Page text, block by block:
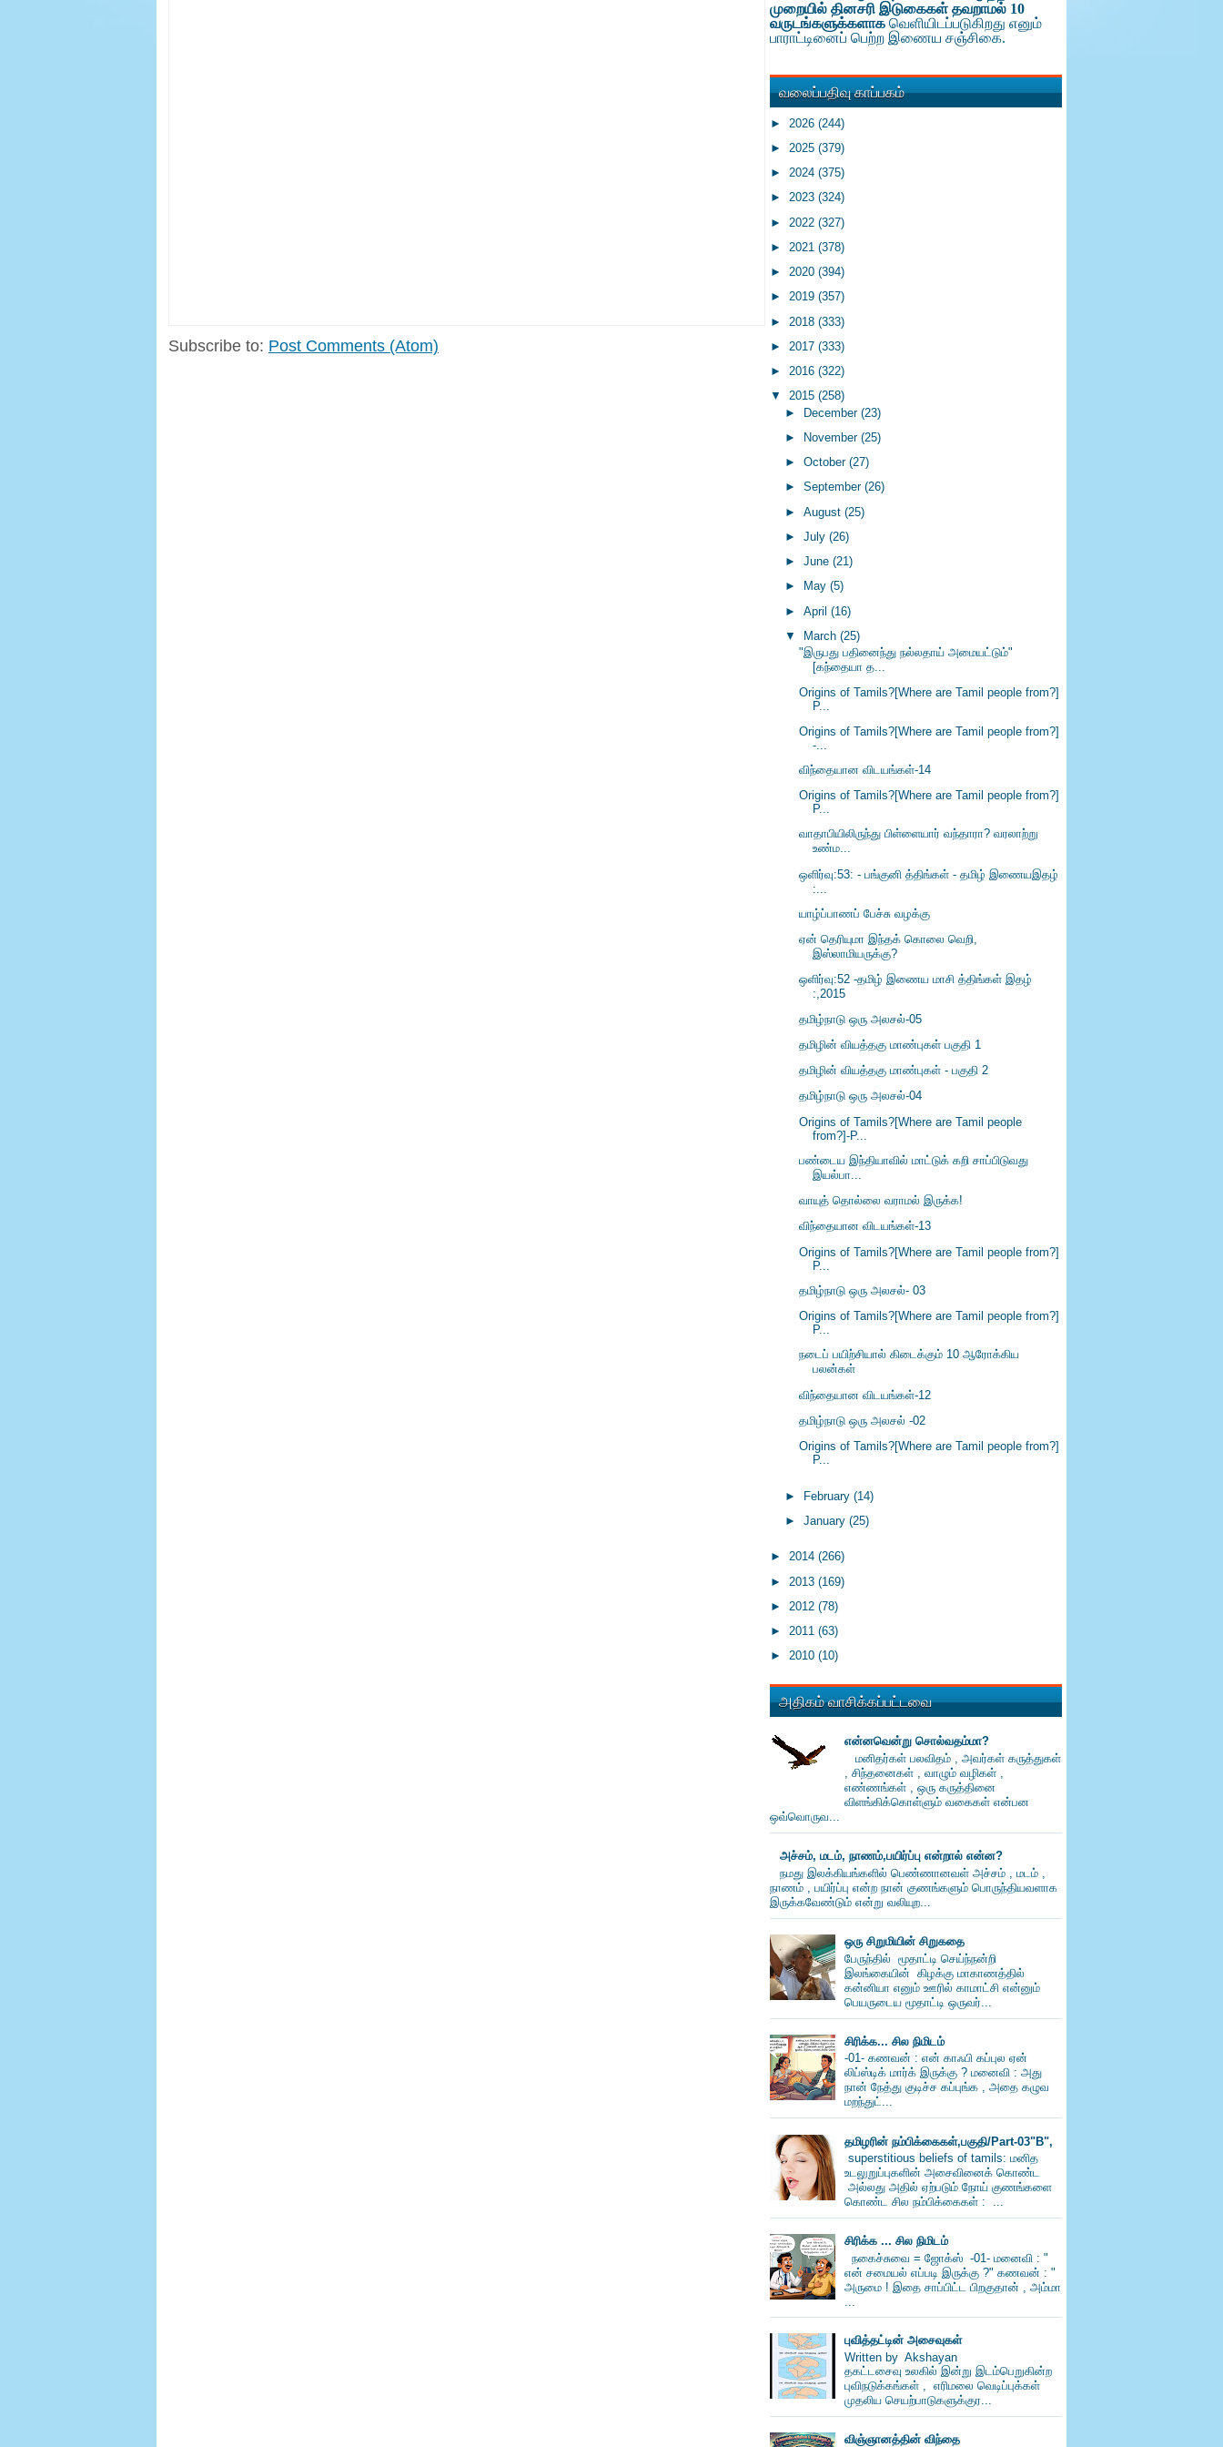
Subscribe to: Post Comments (Atom)
முறையில் தினசரி இடுகைகள் தவறாமல் 10
வருடங்களுக்களாக வெளியிடப்படுகிறது எனும்
பாராட்டினைப் பெற்ற இணைய சஞ்சிகை.
வலைப்பதிவு காப்பகம்
► 2026 (244)
► 2025 (379)
► 2024 (375)
► 2023 (324)
► 2022 (327)
► 2021 (378)
► 2020 (394)
► 2019 (357)
► 2018 (333)
► 2017 (333)
► 2016 (322)
▼ 2015 (258)
► December (23)
►
November (25)
► October (27)
► September (26)
► August (25)
► July (26)
► June (21)
►
May (5)
► April (16)
▼
March (25)
"இருபது பதினைந்து நல்லதாய் அமையட்டும்"‏
[கந்தையா த...
Origins of Tamils?[Where are Tamil people from?]
P...
Origins of Tamils?[Where are Tamil people from?]
-...
விந்தையான விடயங்கள்-14
Origins of Tamils?[Where are Tamil people from?]
P...
வாதாபியிலிருந்து பிள்ளையார் வந்தாரா? வரலாற்று
உண்ம...
ஒளிர்வு:53: - பங்குனி த்திங்கள் - தமிழ் இணையஇதழ்
:...
யாழ்ப்பாணப் பேச்சு வழக்கு
ஏன் தெரியுமா இந்தக் கொலை வெறி,
இஸ்லாமியருக்கு?
ஒளிர்வு:52 -தமிழ் இணைய மாசி த்திங்கள் இதழ்
:,2015
தமிழ்நாடு ஒரு அலசல்-05
தமிழின் வியத்தகு மாண்புகள் பகுதி 1
தமிழின் வியத்தகு மாண்புகள் - பகுதி 2
தமிழ்நாடு ஒரு அலசல்-04
Origins of Tamils?[Where are Tamil people
from?]-P...
பண்டைய இந்தியாவில் மாட்டுக் கறி சாப்பிடுவது
இயல்பா...
வாயுத் தொல்லை வராமல் இருக்க!
விந்தையான விடயங்கள்-13
Origins of Tamils?[Where are Tamil people from?]
P...
தமிழ்நாடு ஒரு அலசல்- 03
Origins of Tamils?[Where are Tamil people from?]
P...
நடைப் பயிற்சியால் கிடைக்கும் 10 ஆரோக்கிய
பலன்கள்
விந்தையான விடயங்கள்-12
தமிழ்நாடு ஒரு அலசல் -02
Origins of Tamils?[Where are Tamil people from?]
P...
► February (14)
► January (25)
► 2014 (266)
► 2013 (169)
► 2012 (78)
► 2011 (63)
► 2010 (10)
அதிகம் வாசிக்கப்பட்டவை
என்னவென்று சொல்வதம்மா?
மனிதர்கள் பலவிதம் , அவர்கள் கருத்துகள்
, சிந்தனைகள் , வாழும் வழிகள் ,
எண்ணங்கள் , ஒரு கருத்தினை
விளங்கிக்கொள்ளும் வகைகள் என்பன
ஒவ்வொருவ...
அச்சம், மடம், நாணம்,பயிர்ப்பு என்றால் என்ன?
நமது இலக்கியங்களில் பெண்ணானவள் அச்சம் , மடம் ,
நாணம் , பயிர்ப்பு என்ற நான் குணங்களும் பொருந்தியவளாக
இருக்கவேண்டும் என்று வலியுற...
ஒரு சிறுமியின் சிறுகதை
பேருந்தில் மூதாட்டி செய்ந்நன்றி
இலங்கையின் கிழக்கு மாகாணத்தில்
கன்னியா எனும் ஊரில் காமாட்சி என்னும்
பெயருடைய மூதாட்டி ஒருவர்...
சிரிக்க... சில நிமிடம்
-01- கணவன் : என் காஃபி கப்புல ஏன்
லிப்ஸ்டிக் மார்க் இருக்கு ? மனைவி : அது
நான் நேத்து குடிச்ச கப்புங்க , அதை கழுவ
மறந்துட்...
தமிழரின் நம்பிக்கைகள்,பகுதி/Part-03"B",
superstitious beliefs of tamils: மனித
உடலுறுப்புகளின் அசைவினைக் கொண்ட
அல்லது அதில் ஏற்படும் நோய் குணங்களை
கொண்ட சில நம்பிக்கைகள் : ...
சிரிக்க ... சில நிமிடம்
நகைச்சுவை = ஜோக்ஸ் -01- மனைவி : "
என் சமையல் எப்படி இருக்கு ?" கணவன் : "
அருமை ! இதை சாப்பிட்ட பிறகுதான் , அம்மா
புவித்தட்டின் அசைவுகள்
Written by Akshayan
தகட்டசைவு உலகில் இன்று இடம்பெறுகின்ற
புவிநடுக்கங்கள் , எரிமலை வெடிப்புக்கள்
முதலிய செயற்பாடுகளுக்குர...
விஞ்ஞானத்தின் விந்தை